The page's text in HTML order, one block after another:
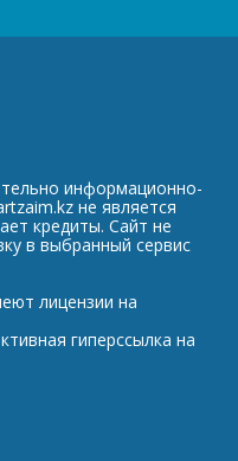
информационно-
не является
кредиты. Сайт не
в выбранный сервис
лицензии на
гиперссылка на